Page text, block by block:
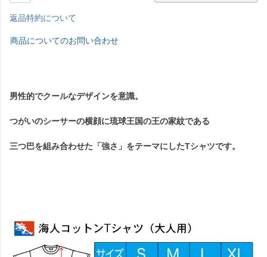
返品特約について
商品についてのお問い合わせ
男性的でクールなデザインを意識。
つがいのシーサーの横顔に琉球王国の王の家紋である
三つ巴を組み合わせた「強さ」をテーマにしたTシャツです。